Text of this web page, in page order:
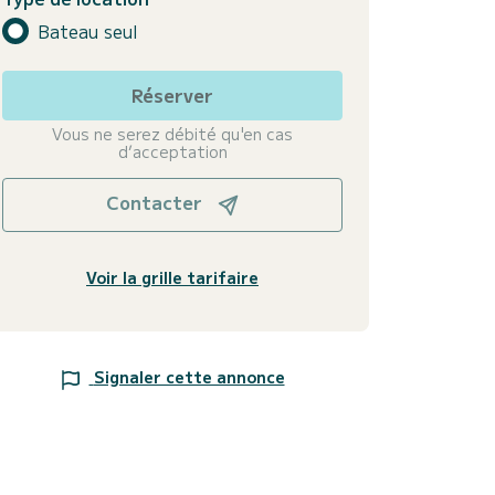
Bateau seul
Réserver
Vous ne serez débité qu'en cas
d’acceptation
Contacter
Voir la grille tarifaire
Signaler cette annonce